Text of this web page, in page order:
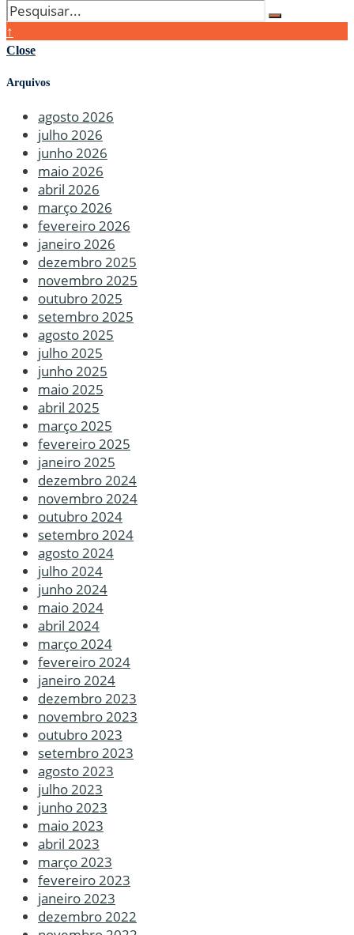
↑
Close
Arquivos
agosto 2026
julho 2026
junho 2026
maio 2026
abril 2026
março 2026
fevereiro 2026
janeiro 2026
dezembro 2025
novembro 2025
outubro 2025
setembro 2025
agosto 2025
julho 2025
junho 2025
maio 2025
abril 2025
março 2025
fevereiro 2025
janeiro 2025
dezembro 2024
novembro 2024
outubro 2024
setembro 2024
agosto 2024
julho 2024
junho 2024
maio 2024
abril 2024
março 2024
fevereiro 2024
janeiro 2024
dezembro 2023
novembro 2023
outubro 2023
setembro 2023
agosto 2023
julho 2023
junho 2023
maio 2023
abril 2023
março 2023
fevereiro 2023
janeiro 2023
dezembro 2022